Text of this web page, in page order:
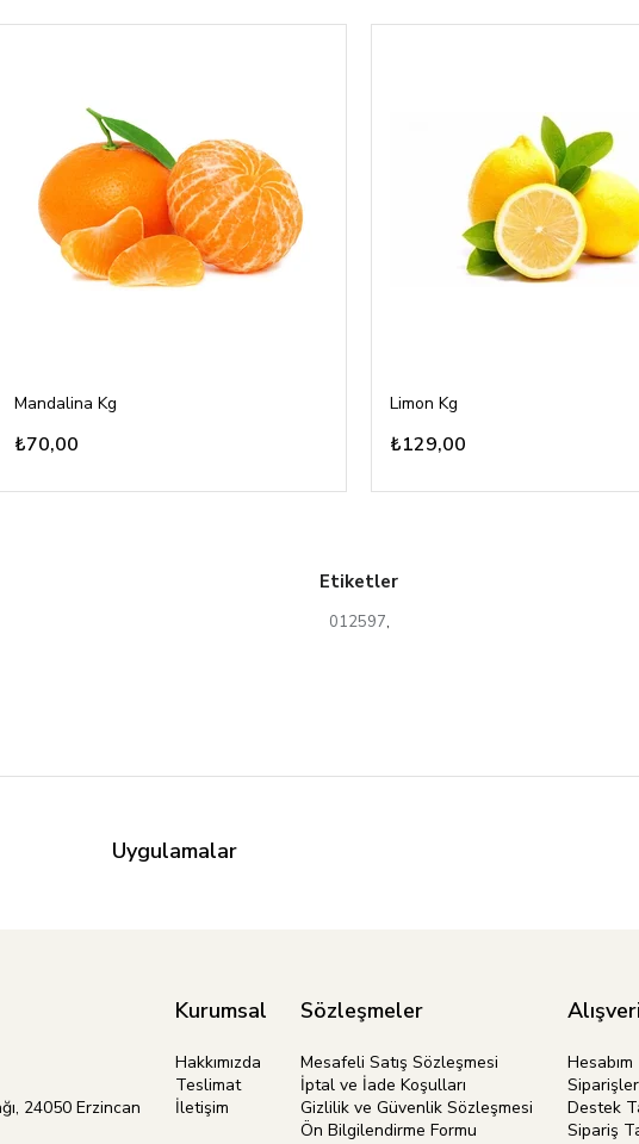
Mandalina Kg
₺70,00
Limon Kg
₺129,00
Etiketler
012597,
Uygulamalar
24050 Erzincan
Kurumsal
Hakkımızda
Teslimat
İletişim
Sözleşmeler
Mesafeli Satış Sözleşmesi
İptal ve İade Koşulları
Gizlilik ve Güvenlik Sözleşmesi
Ön Bilgilendirme Formu
Hesabım
Destek
Sipariş